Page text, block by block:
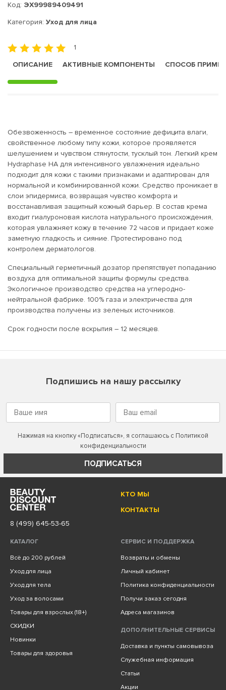
Код: ЭХ99989409491
Категория: Уход для лица
1
ОПИСАНИЕ
АКТИВНЫЕ КОМПОНЕНТЫ СПОСОБ
Обезвоженность – временное состояние дефицита влаги,
свойственное любому типу кожи, которое проявляется
шелушением и чувством стянутости, тусклый тон. Легкий крем
Hydraphase HA для интенсивного увлажнения идеально
подходит для кожи с такими признаками и адаптирован для
нормальной и комбинированной кожи. Средство проникает в
слои эпидермиса, возвращая чувство комфорта и
восстанавливая защитный кожный барьер. В состав крема
входит гиалуроновая кислота натурального происхождения,
которая увлажняет кожу в течение 72 часов и придает коже
заметную гладкость и сияние. Протестировано под
контролем дерматологов.
Специальный герметичный дозатор препятствует попаданию
воздуха для оптимальной защиты формулы средства.
Экологичное производство средства на углеродно-
нейтральной фабрике. 100% газа и электричества для
производства получены из зеленых источников.
Срок годности после вскрытия – 12 месяцев.
Подпишись на нашу рассылку
Нажимая на кнопку «Подписаться», я соглашаюсь с Политикой
конфиденциальности
ПОДПИСАТЬСЯ
КТО МЫ
КОНТАКТЫ
8 (499) 645-53-65
КАТАЛОГ
Всё до 200 рублей
Уход для лица
Уход для тела
Уход за волосами
Товары для взрослых (18+)
СКИДКИ
Новинки
Товары для здоровья
СЕРВИС И ПОДДЕРЖКА
Возвраты и обмены
Личный кабинет
Политика конфиденциальности
Получи заказ сегодня
Адреса магазинов
ДОПОЛНИТЕЛЬНЫЕ СЕРВИСЫ
Доставка и пункты самовывоза
Служебная информация
Статьи
Акции